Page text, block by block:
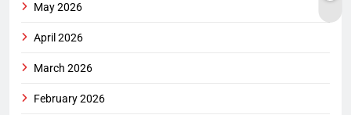
May 2026
April 2026
March 2026
February 2026